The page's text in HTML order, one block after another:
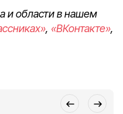
и области в нашем
, «ВКонтакте»,